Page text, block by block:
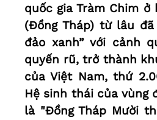
quốc gia Tràm Chim ở
(Đồng Tháp) từ lâu
đảo xanh” với cảnh
quyến rũ, trở thành
của Việt Nam, thứ
Hệ sinh thái của vùng
là "Đồng Tháp Mười